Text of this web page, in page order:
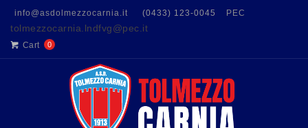
info@asdolmezzocarnia.it (0433) 123-0045 PEC
tolmezzocarnia.lndfvg@pec.it
Cart 0